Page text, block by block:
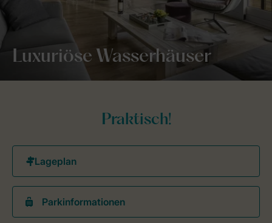
Luxuriöse Wasserhäuser
Praktisch!
Parkinformationen